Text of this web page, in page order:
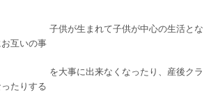
れて子供が中心の生活とな
互いの事
来なくなったり、産後クラ
たりする